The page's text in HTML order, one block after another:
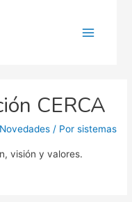
CERCA
Novedades / Porsistemas
visión y valores.